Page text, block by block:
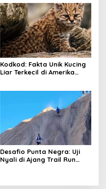
Kodkod: Fakta Unik Kucing
Liar Terkecil di Amerika
Desafio Punta Negra: Uji
Nyali di Ajang Trail Run